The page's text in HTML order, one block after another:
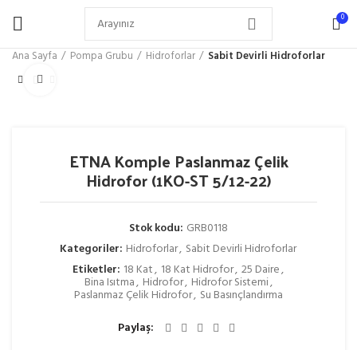
0
Ana Sayfa Pompa Grubu Hidroforlar
Sabit Devirli Hidroforlar
ETNA Komple Paslanmaz Çelik
Hidrofor (1KO-ST 5/12-22)
Stok kodu: GRB0118
Kategoriler: Hidroforlar, Sabit Devirli Hidroforlar
Etiketler: 18 Kat, 18 Kat Hidrofor, 25 Daire,
Bina Isıtma, Hidrofor, Hidrofor Sistemi,
Paslanmaz Çelik Hidrofor, Su Basınçlandırma
Paylaş